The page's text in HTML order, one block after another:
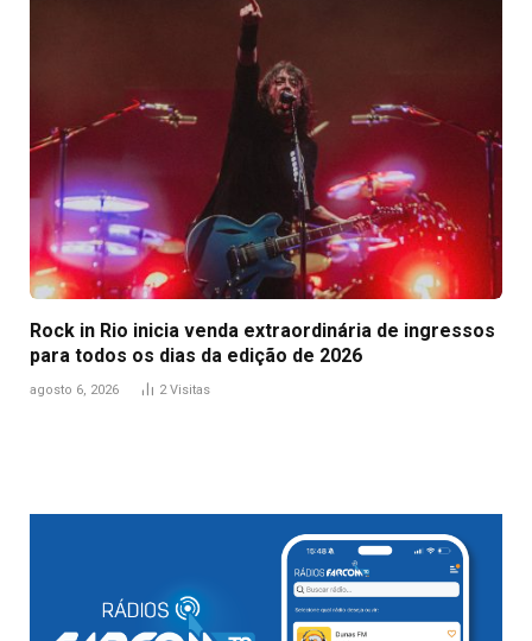
Rock in Rio inicia venda extraordinária de ingressos
para todos os dias da edição de 2026
agosto 6, 2026 2Visitas